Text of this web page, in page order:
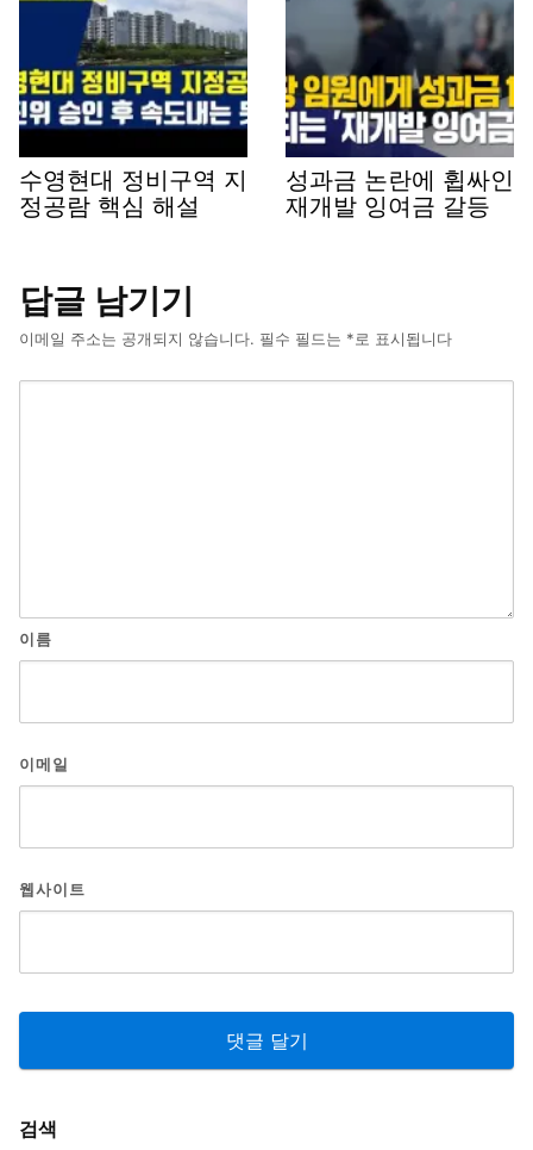
수영현대 정비구역 지
정공람 핵심 해설
성과금 논란에 휩싸인
재개발 잉여금 갈등
답글 남기기
이메일 주소는 공개되지 않습니다. 필수 필드는 *로 표시됩니다
이름
이메일
웹사이트
검색